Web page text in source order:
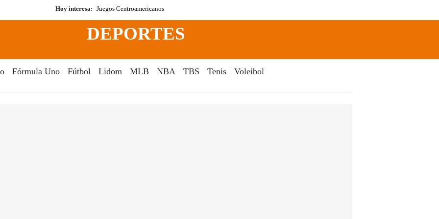
Hoy interesa: Juegos Centroamericanos
Search
DEPORTES
Fórmula Uno Fútbol Lidom MLB NBA TBS Tenis Voleibol